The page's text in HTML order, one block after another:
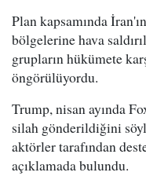
Plan kapsamında
bölgelerine hava
grupların hükümete
öngörülüyordu.
Trump, nisan ayında
silah gönderildiğini
aktörler tarafından
açıklamada bulundu.